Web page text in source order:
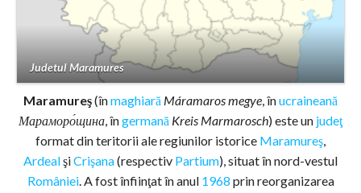
Judetul Maramures
Maramureş(înmaghiară Máramaros megye, înucraineană
Мараморо́щина, îngermană Kreis Marmarosch) este un judeţ
format din teritorii ale regiunilor istorice Maramureş,
ArdealşiCrişana(respectiv Partium), situat în nord-vestul
României. A fost înfiinţat în anul 1968 prin reorganizarea